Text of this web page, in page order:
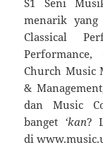
S1 Seni
menarik
Classical
Church Music
&
dan Music
banget ‘kan?
di